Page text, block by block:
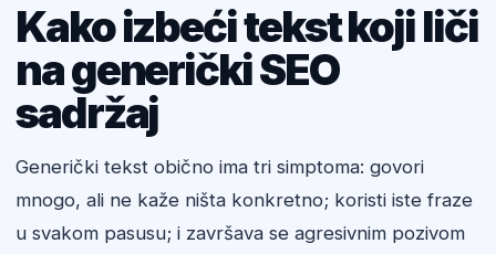
Kako izbeći tekst koji liči
na generički SEO
sadržaj
Generički tekst obično ima tri simptoma: govori
mnogo, ali ne kaže ništa konkretno; koristi iste fraze
u svakom pasusu; i završava se agresivnim pozivom